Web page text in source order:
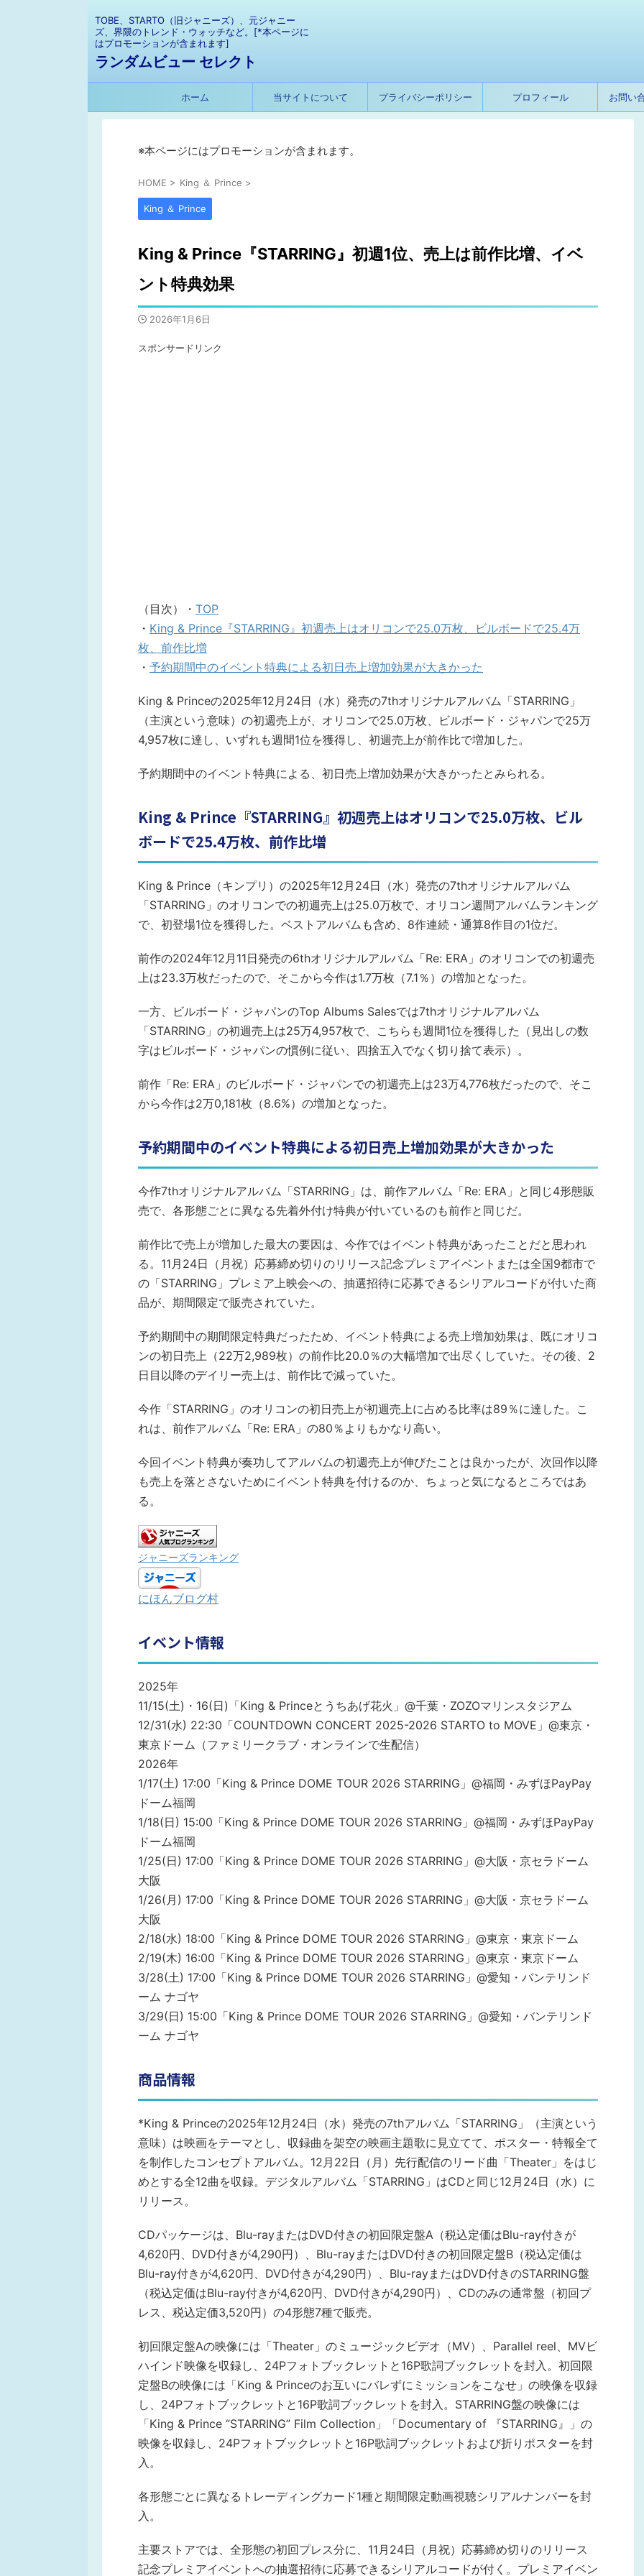
TOBE、STARTO（旧ジャニーズ）、元ジャニー
ズ、界隈のトレンド・ウォッチなど。[*本ページに
はプロモーションが含まれます]
ランダムビュー セレクト
ホーム 当サイトについて プライバシーポリシー プロフィール お問い
※本ページにはプロモーションが含まれます。
HOME > King ＆ Prince >
King ＆ Prince
King & Prince『STARRING』初週1位、売上は前作比増、イベ
ント特典効果
2026年1月6日
スポンサードリンク
（目次）・ TOP
・ King & Prince『STARRING』初週売上はオリコンで25.0万枚、ビルボードで25.4万
枚、前作比増
・ 予約期間中のイベント特典による初日売上増加効果が大きかった
King & Princeの2025年12月24日（水）発売の7thオリジナルアルバム「STARRING」
（主演という意味）の初週売上が、オリコンで25.0万枚、ビルボード・ジャパンで25万
4,957枚に達し、いずれも週間1位を獲得し、初週売上が前作比で増加した。
予約期間中のイベント特典による、初日売上増加効果が大きかったとみられる。
King & Prince『STARRING』初週売上はオリコンで25.0万枚、ビル
ボードで25.4万枚、前作比増
King & Prince（キンプリ）の2025年12月24日（水）発売の7thオリジナルアルバム
「STARRING」のオリコンでの初週売上は25.0万枚で、オリコン週間アルバムランキング
で、初登場1位を獲得した。ベストアルバムも含め、8作連続・通算8作目の1位だ。
前作の2024年12月11日発売の6thオリジナルアルバム「Re: ERA」のオリコンでの初週売
上は23.3万枚だったので、そこから今作は1.7万枚（7.1％）の増加となった。
一方、ビルボード・ジャパンのTop Albums Salesでは7thオリジナルアルバム
「STARRING」の初週売上は25万4,957枚で、こちらも週間1位を獲得した（見出しの数
字はビルボード・ジャパンの慣例に従い、四捨五入でなく切り捨て表示）。
前作「Re: ERA」のビルボード・ジャパンでの初週売上は23万4,776枚だったので、そこ
から今作は2万0,181枚（8.6%）の増加となった。
予約期間中のイベント特典による初日売上増加効果が大きかった
今作7thオリジナルアルバム「STARRING」は、前作アルバム「Re: ERA」と同じ4形態販
売で、各形態ごとに異なる先着外付け特典が付いているのも前作と同じだ。
前作比で売上が増加した最大の要因は、今作ではイベント特典があったことだと思われ
る。11月24日（月祝）応募締め切りのリリース記念プレミアイベントまたは全国9都市で
の「STARRING」プレミア上映会への、抽選招待に応募できるシリアルコードが付いた商
品が、期間限定で販売されていた。
予約期間中の期間限定特典だったため、イベント特典による売上増加効果は、既にオリコ
ンの初日売上（22万2,989枚）の前作比20.0％の大幅増加で出尽くしていた。その後、2
日目以降のデイリー売上は、前作比で減っていた。
今作「STARRING」のオリコンの初日売上が初週売上に占める比率は89％に達した。こ
れは、前作アルバム「Re: ERA」の80％よりもかなり高い。
今回イベント特典が奏功してアルバムの初週売上が伸びたことは良かったが、次回作以降
も売上を落とさないためにイベント特典を付けるのか、ちょっと気になるところではあ
る。
ジャニーズランキング
にほんブログ村
イベント情報
2025年
11/15(土)・16(日)「King & Princeとうちあげ花火」@千葉・ZOZOマリンスタジアム
12/31(水) 22:30「COUNTDOWN CONCERT 2025-2026 STARTO to MOVE」@東京・
東京ドーム（ファミリークラブ・オンラインで生配信）
2026年
1/17(土) 17:00「King & Prince DOME TOUR 2026 STARRING」@福岡・みずほPayPay
ドーム福岡
1/18(日) 15:00「King & Prince DOME TOUR 2026 STARRING」@福岡・みずほPayPay
ドーム福岡
1/25(日) 17:00「King & Prince DOME TOUR 2026 STARRING」@大阪・京セラドーム
大阪
1/26(月) 17:00「King & Prince DOME TOUR 2026 STARRING」@大阪・京セラドーム
大阪
2/18(水) 18:00「King & Prince DOME TOUR 2026 STARRING」@東京・東京ドーム
2/19(木) 16:00「King & Prince DOME TOUR 2026 STARRING」@東京・東京ドーム
3/28(土) 17:00「King & Prince DOME TOUR 2026 STARRING」@愛知・バンテリンド
ーム ナゴヤ
3/29(日) 15:00「King & Prince DOME TOUR 2026 STARRING」@愛知・バンテリンド
ーム ナゴヤ
商品情報
*King & Princeの2025年12月24日（水）発売の7thアルバム「STARRING」（主演という
意味）は映画をテーマとし、収録曲を架空の映画主題歌に見立てて、ポスター・特報全て
を制作したコンセプトアルバム。12月22日（月）先行配信のリード曲「Theater」をはじ
めとする全12曲を収録。デジタルアルバム「STARRING」はCDと同じ12月24日（水）に
リリース。
CDパッケージは、Blu-rayまたはDVD付きの初回限定盤A（税込定価はBlu-ray付きが
4,620円、DVD付きが4,290円）、Blu-rayまたはDVD付きの初回限定盤B（税込定価は
Blu-ray付きが4,620円、DVD付きが4,290円）、Blu-rayまたはDVD付きのSTARRING盤
（税込定価はBlu-ray付きが4,620円、DVD付きが4,290円）、CDのみの通常盤（初回プ
レス、税込定価3,520円）の4形態7種で販売。
初回限定盤Aの映像には「Theater」のミュージックビデオ（MV）、Parallel reel、MVビ
ハインド映像を収録し、24Pフォトブックレットと16P歌詞ブックレットを封入。初回限
定盤Bの映像には「King & Princeのお互いにバレずにミッションをこなせ」の映像を収録
し、24Pフォトブックレットと16P歌詞ブックレットを封入。STARRING盤の映像には
「King & Prince “STARRING” Film Collection」「Documentary of 『STARRING』」の
映像を収録し、24Pフォトブックレットと16P歌詞ブックレットおよび折りポスターを封
入。
各形態ごとに異なるトレーディングカード1種と期間限定動画視聴シリアルナンバーを封
入。
主要ストアでは、全形態の初回プレス分に、11月24日（月祝）応募締め切りのリリース
記念プレミアイベントへの抽選招待に応募できるシリアルコードが付く。プレミアイベン